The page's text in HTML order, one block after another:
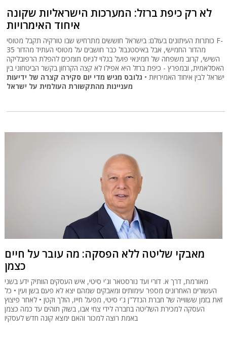
לא רק כיפת ברזל: המערכות הישראליות שקונה
איחוד האימרויות
כותרות העיתונים בעולם: בישראל חוששים מתרחיש שבו טורקיה תקבל מטוסי F-
35 מהדור החמישי, אבל באיסטנבול כבר חושבים על מטוסי העתיד מהדור
השישי, קרוב משפחה של חמינאי פועל בגלוי לגיוס תומכים להפלת הרפובליקה
האסלאמית, ובמפרץ - כיפת ברזל היא אפילו לא קצה הקרחון בקשר הביטחוני בין
ישראל לבין איחוד האמירויות • גלובס מגיש מדי יום סקירה קצרה של ידיעות
מעניינות מהתקשורת העולמית על ישראל
מאבקי שליטה ללא הפסקה: מה עובר על חיים
כצמן
מאורמת, דרך א. דורי ועד נורסטאר וג'י סיטי, איש העסקים הוותיק ידע בשני
העשורים האחרונים מספר עימותים ומאבקים שמהם יצא לא פעם בשן ועין • כל
זאת בזמן ששווייה של חברת הנדל"ן ג'י סיטי, מפעל חייו, הולך וקטן • לאחר פיצוץ
העסקה למכירת השליטה בחברה לידי צחי אבו, בשוק תוהים עד כמה כצמן
באמת רוצה למכור והאם ימצא קונה חדש לעסקיו